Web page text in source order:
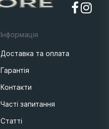
Iнформацiя
Доставка та оплата
Гарантія
Контакти
Часті запитання
Статті